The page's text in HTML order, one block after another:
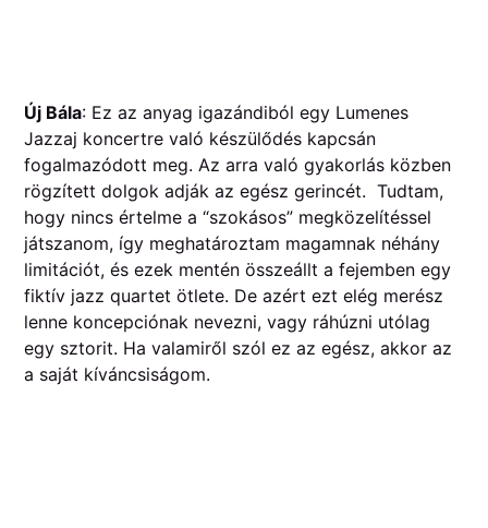
Új Bála: Ez az anyag igazándiból egy Lumenes
Jazzaj koncertre való készülődés kapcsán
fogalmazódott meg. Az arra való gyakorlás közben
rögzített dolgok adják az egész gerincét. Tudtam,
hogy nincs értelme a “szokásos” megközelítéssel
játszanom, így meghatároztam magamnak néhány
limitációt, és ezek mentén összeállt a fejemben egy
fiktív jazz quartet ötlete. De azért ezt elég merész
lenne koncepciónak nevezni, vagy ráhúzni utólag
egy sztorit. Ha valamiről szól ez az egész, akkor az
a saját kíváncsiságom.